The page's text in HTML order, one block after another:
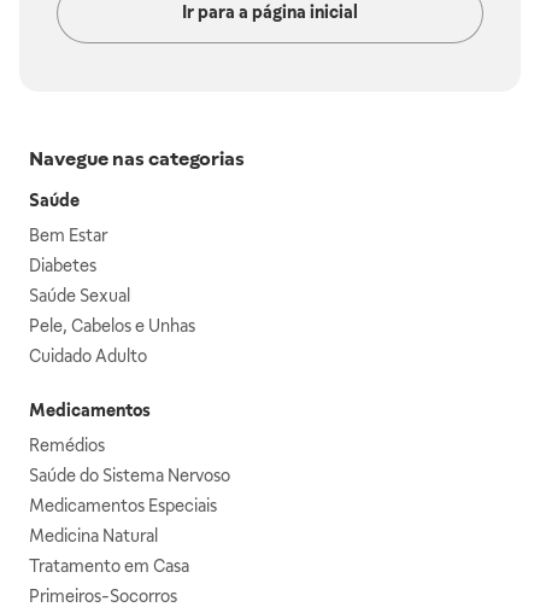
Ir para a página inicial
Navegue nas categorias
Saúde
Bem Estar
Diabetes
Saúde Sexual
Pele, Cabelos e Unhas
Cuidado Adulto
Medicamentos
Remédios
Saúde do Sistema Nervoso
Medicamentos Especiais
Medicina Natural
Tratamento em Casa
Primeiros-Socorros